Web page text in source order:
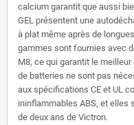
calcium garantit que aussi
GEL présentent une
à plat même après de
gammes sont fournies avec
M8, ce qui garantit le
de batteries ne sont pas
aux spécifications CE et UL
ininflammables ABS, et elles
de deux ans de Victron.